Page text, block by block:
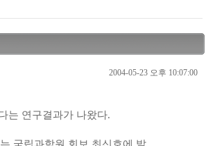
2004-05-23 오후 10:07:00
는 연구결과가 나왔다.